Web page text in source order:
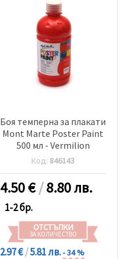
Боя темперна за плакати
Mont Marte Poster Paint
500 мл - Vermilion
Код: 846143
4.50€/8.80 лв.
1-2 бр.
ОТСТЪПКИ
ЗА КОЛИЧЕСТВО
2.97 €/5.81 лв.- 34 %